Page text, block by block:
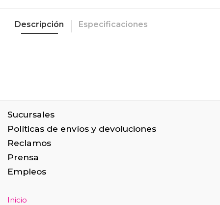
Descripción Especificaciones
Sucursales
Políticas de envíos y devoluciones
Reclamos
Prensa
Empleos
Inicio